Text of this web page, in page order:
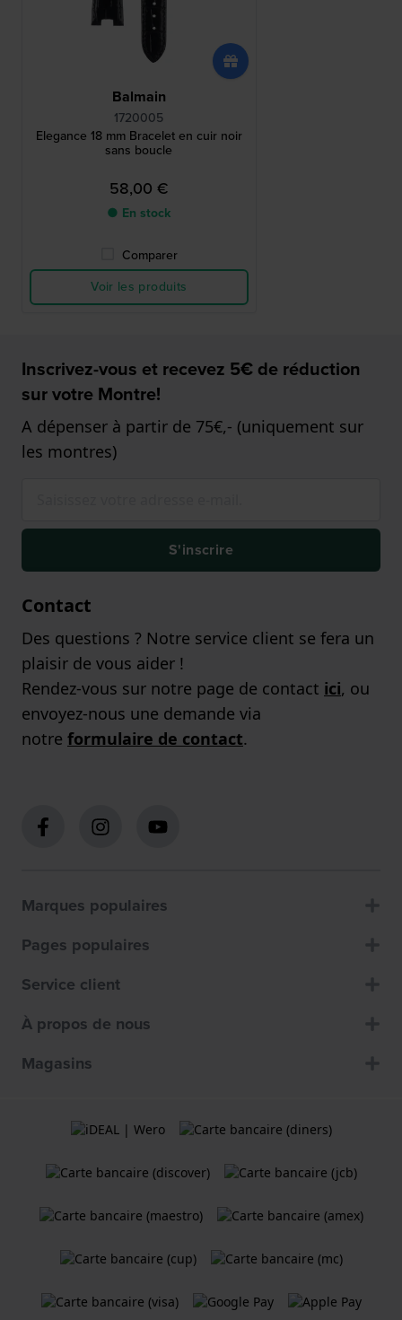
Balmain
1720005
Elegance 18 mm Bracelet en cuir noir
sans boucle
58,00 €
● En stock
Comparer
Voir les produits
Inscrivez-vous et recevez 5€ de réduction
sur votre Montre!
A dépenser à partir de 75€,- (uniquement sur
les montres)
S'inscrire
Contact
Des questions ? Notre service client se fera un
plaisir de vous aider !
Rendez-vous sur notre page de contact ici, ou
envoyez-nous une demande via
notre formulaire de contact.
Marques populaires
Pages populaires
Service client
À propos de nous
Magasins